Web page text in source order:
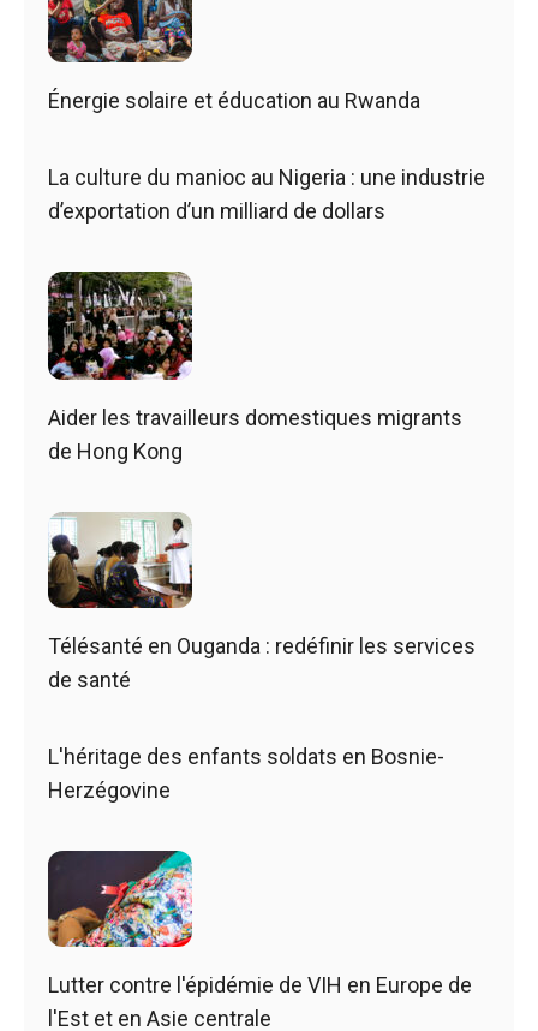
Énergie solaire et éducation au Rwanda
La culture du manioc au Nigeria : une industrie
d’exportation d’un milliard de dollars
Aider les travailleurs domestiques migrants
de Hong Kong
Télésanté en Ouganda : redéfinir les services
de santé
L'héritage des enfants soldats en Bosnie-
Herzégovine
Lutter contre l'épidémie de VIH en Europe de
l'Est et en Asie centrale